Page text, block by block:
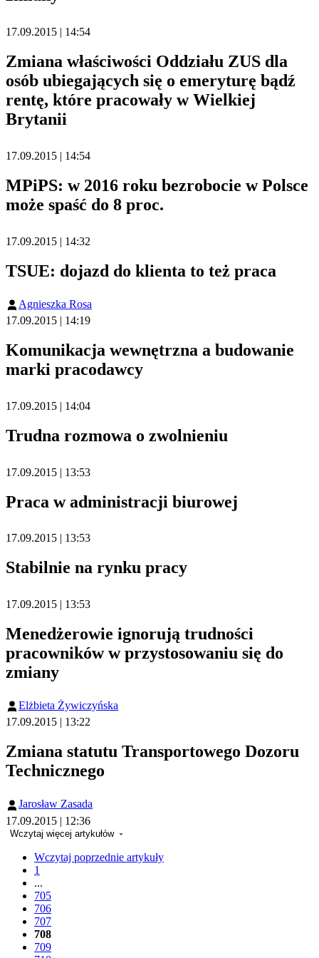
17.09.2015 | 14:54
Zmiana właściwości Oddziału ZUS dla
osób ubiegających się o emeryturę bądź
rentę, które pracowały w Wielkiej
Brytanii
17.09.2015 | 14:54
MPiPS: w 2016 roku bezrobocie w Polsce
może spaść do 8 proc.
17.09.2015 | 14:32
TSUE: dojazd do klienta to też praca
Agnieszka Rosa
17.09.2015 | 14:19
Komunikacja wewnętrzna a budowanie
marki pracodawcy
17.09.2015 | 14:04
Trudna rozmowa o zwolnieniu
17.09.2015 | 13:53
Praca w administracji biurowej
17.09.2015 | 13:53
Stabilnie na rynku pracy
17.09.2015 | 13:53
Menedżerowie ignorują trudności
pracowników w przystosowaniu się do
zmiany
Elżbieta Żywiczyńska
17.09.2015 | 13:22
Zmiana statutu Transportowego Dozoru
Technicznego
Jarosław Zasada
17.09.2015 | 12:36
Wczytaj więcej artykułów
Wczytaj poprzednie artykuły
1
...
705
706
707
708
709